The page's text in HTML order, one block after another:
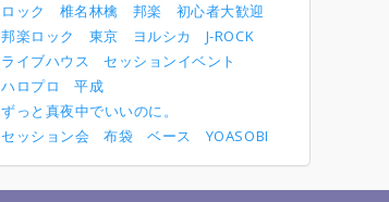
ロック
椎名林檎 邦楽
初心者大歓迎
邦楽ロック
東京 ヨルシカ
J-ROCK
ライブハウス
セッションイベント
ハロプロ
平成
ずっと真夜中でいいのに。
セッション会
布袋 ベース YOASOBI